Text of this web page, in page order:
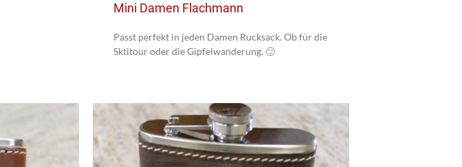
Mini Damen Flachmann
Passt perfekt in jeden Damen Rucksack. Ob für die
Sktitour oder die Gipfelwanderung. 🙂